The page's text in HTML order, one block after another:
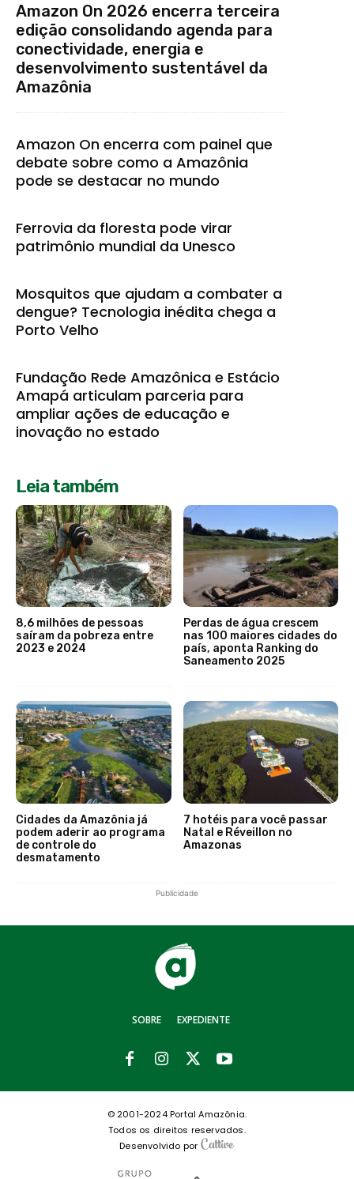
Amazon On 2026 encerra terceira
edição consolidando agenda para
conectividade, energia e
desenvolvimento sustentável da
Amazônia
Amazon On encerra com painel que
debate sobre como a Amazônia
pode se destacar no mundo
Ferrovia da floresta pode virar
patrimônio mundial da Unesco
Mosquitos que ajudam a combater a
dengue? Tecnologia inédita chega a
Porto Velho
Fundação Rede Amazônica e Estácio
Amapá articulam parceria para
ampliar ações de educação e
inovação no estado
Leia também
8,6 milhões de pessoas
saíram da pobreza entre
2023 e 2024
Perdas de água crescem
nas 100 maiores cidades do
país, aponta Ranking do
Saneamento 2025
Cidades da Amazônia já
podem aderir ao programa
de controle do
desmatamento
7 hotéis para você passar
Natal e Réveillon no
Amazonas
Publicidade
SOBRE EXPEDIENTE
© 2001-2024 Portal Amazônia.
Todos os direitos reservados.
Desenvolvido por